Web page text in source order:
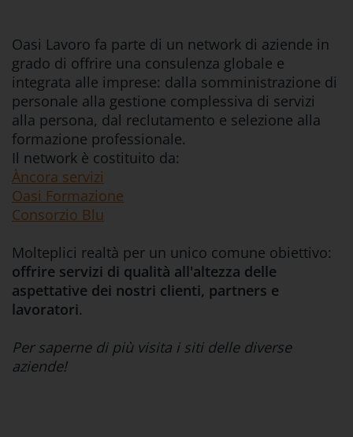
Oasi Lavoro fa parte di un network di aziende in
grado di offrire una consulenza globale e
integrata alle imprese: dalla somministrazione di
personale alla gestione complessiva di servizi
alla persona, dal reclutamento e selezione alla
formazione professionale.
Il network è costituito da:
Àncora servizi
Oasi Formazione
Consorzio Blu
Molteplici realtà per un unico comune obiettivo:
offrire servizi di qualità all'altezza delle
aspettative dei nostri clienti, partners e
lavoratori.
Per saperne di più visita i siti delle diverse
aziende!